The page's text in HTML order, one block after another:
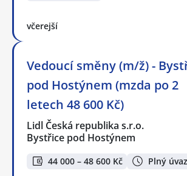
včerejší
Vedoucí směny (m/ž) -
pod Hostýnem (mzda po 2
letech 48 600 Kč)
Lidl Česká republika s.r.o.
Bystřice pod Hostýnem
44 000 – 48 600 Kč Plný